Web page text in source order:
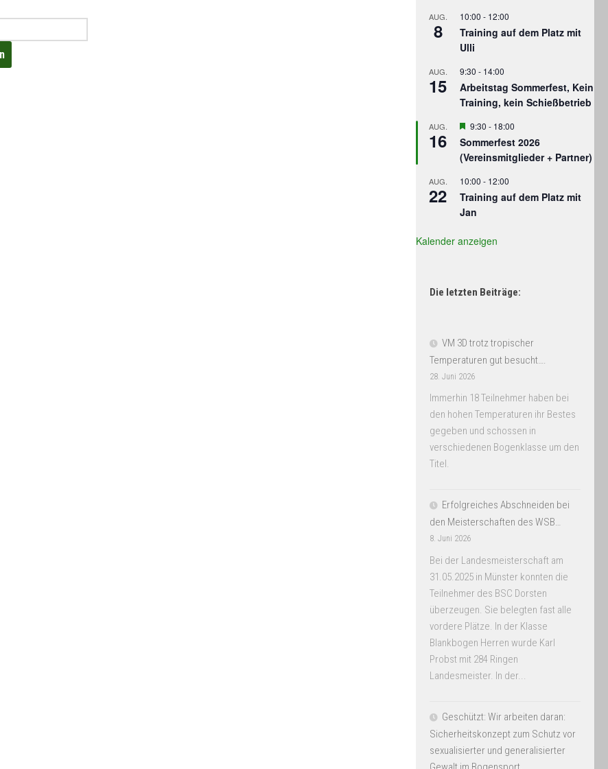
AUG.
8
10:00 - 12:00
Training auf dem Platz mit
Ulli
AUG.
15
9:30 - 14:00
Arbeitstag Sommerfest, Kein
Training, kein Schießbetrieb
AUG.
16
Hervorgehoben
9:30 - 18:00
Sommerfest 2026
(Vereinsmitglieder + Partner)
AUG.
22
10:00 - 12:00
Training auf dem Platz mit
Jan
Kalender anzeigen
Die letzten Beiträge:
VM 3D trotz tropischer
Temperaturen gut besucht….
28. Juni 2026
Immerhin 18 Teilnehmer haben bei
den hohen Temperaturen ihr Bestes
gegeben und schossen in
verschiedenen Bogenklasse um den
Titel.
Erfolgreiches Abschneiden bei
den Meisterschaften des WSB…
8. Juni 2026
Bei der Landesmeisterschaft am
31.05.2025 in Münster konnten die
Teilnehmer des BSC Dorsten
überzeugen. Sie belegten fast alle
vordere Plätze. In der Klasse
Blankbogen Herren wurde Karl
Probst mit 284 Ringen
Landesmeister. In der...
Geschützt: Wir arbeiten daran:
Sicherheitskonzept zum Schutz vor
sexualisierter und generalisierter